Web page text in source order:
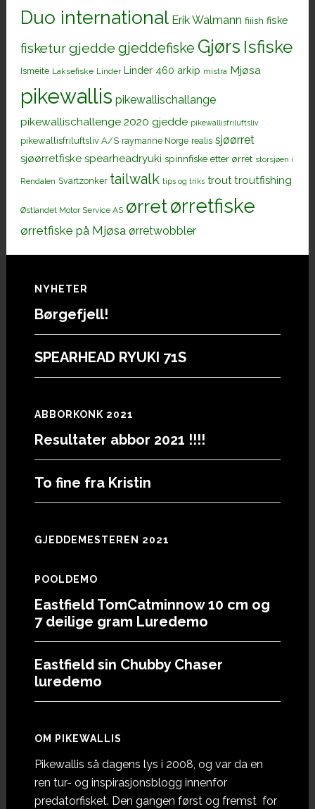
Duo international Erik Walmann fiiish fiske
fisketurgjedde gjeddefiske Gjørs Isfiske
Ismeite Laksefiske Linder Linder 460 arkip mistra Mjøsa
pikewallis pikewallischallange
pikewallischallenge 2020 gjedde pikewallisfriluftsliv
pikewallisfriluftsliv A/S raymarine Norge realis sjøørret
sjøørretfiske spearheadryuki spinnfiske etter ørret storsjøen i
Rendalen Svartzonker tailwalk tips og triks trout troutfishing
Østlandet Motor Service AS ørretørretfiske
ørretfiske på Mjøsa ørretwobbler
Footer
NYHETER
Børgefjell!
SPEARHEAD RYUKI 71S
ABBORKONK 2021
Resultater abbor 2021 !!!!
To fine fra Kristin
GJEDDEMESTEREN 2021
POOLDEMO
Eastfield TomCatminnow 10 cm og
7 deilige gram Luredemo
Eastfield sin Chubby Chaser
luredemo
OM PIKEWALLIS
Pikewallis så dagens lys i 2008, og var da en
ren tur- og inspirasjonsblogg innenfor
predatorfisket. Den gangen først og fremst for